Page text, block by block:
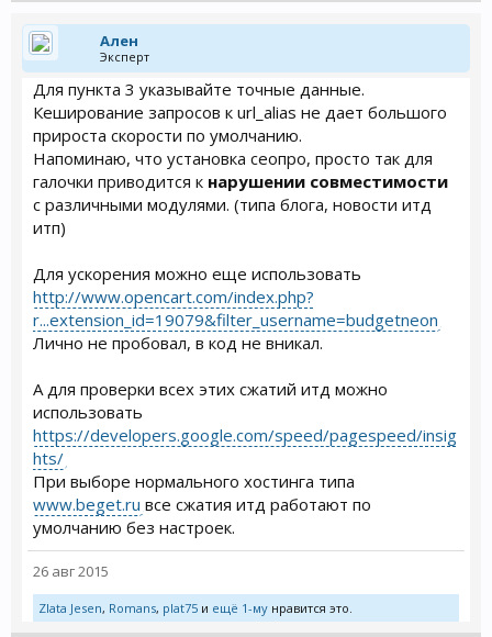
Ален
Эксперт
Для пункта 3 указывайте точные данные.
Кеширование запросов к url_alias не дает большого
прироста скорости по умолчанию.
Напоминаю, что установка сеопро, просто так для
галочки приводится к нарушении совместимости
с различными модулями. (типа блога, новости итд
итп)
Для ускорения можно еще использовать
http://www.opencart.com/index.php?
r...extension_id=19079&filter_username=budgetneon
Лично не пробовал, в код не вникал.
А для проверки всех этих сжатий итд можно
использовать
https://developers.google.com/speed/pagespeed/insig
hts/
При выборе нормального хостинга типа
www.beget.ru все сжатия итд работают по
умолчанию без настроек.
26 авг 2015
Zlata Jesen, Romans, plat75 и ещё 1-му нравится это.